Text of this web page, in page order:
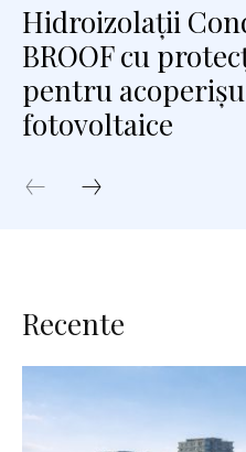
Hidroizolații
BROOF cu
pentru
fotovoltaice
Recente